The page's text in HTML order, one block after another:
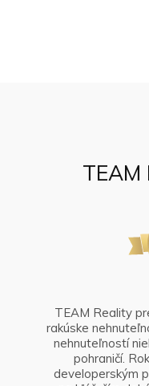
TEAM
TEAM Reality
rakúske
nehnuteľností
pohraničí.
developerským